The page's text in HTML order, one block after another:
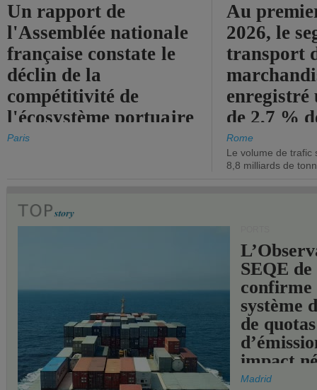
Un rapport de
l'Assemblée nationale
française constate le
déclin de la
compétitivité de
l'écosystème portuaire
de l'État.
Paris
Au
2026, le
transport
enregistré
de 2,7 %
chiffre
Rome
Le volume de trafic
8,8 milliards de
SEQE de
confirme
système
de quotas
impact
les ports
Madrid